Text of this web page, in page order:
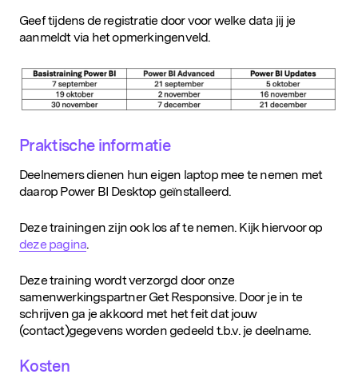
Populaire zoekopdrachten
Geef tijdens de registratie door voor welke data jij je
aanmeldt via het opmerkingenveld.
Praktische informatie
Deelnemers dienen hun eigen laptop mee te nemen met
daarop Power BI Desktop geïnstalleerd.
Deze trainingen zijn ook los af te nemen. Kijk hiervoor op
deze pagina.
Deze training wordt verzorgd door onze
samenwerkingspartner Get Responsive. Door je in te
schrijven ga je akkoord met het feit dat jouw
(contact)gegevens worden gedeeld t.b.v. je deelname.
Kosten